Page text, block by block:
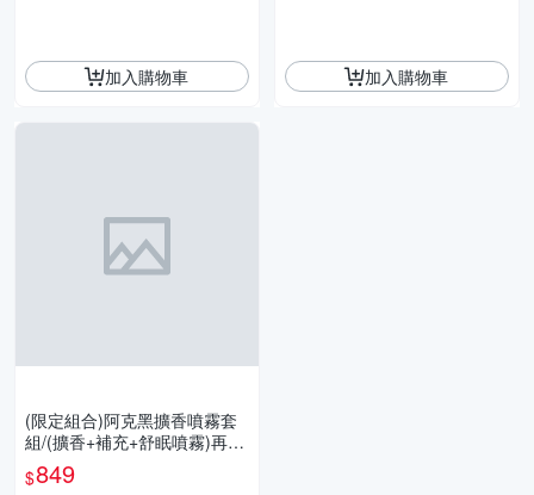
加入購物車 加入購物車
(限定組合)阿克黑擴香噴霧套
組/(擴香+補充+舒眠噴霧)再贈
擴香棒 多款香調可選 台灣製
$849